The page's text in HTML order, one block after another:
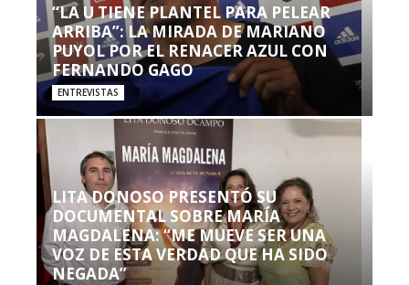
“LA U TIENE PLANTEL PARA PELEAR
ARRIBA”: LA MIRADA DE MARIANO
PUYOL POR EL RENACER AZUL CON
FERNANDO GAGO
ENTREVISTAS
LITA DONOSO PRESENTÓ SU
DOCUMENTAL SOBRE MARÍA
MAGDALENA: “ME MUEVE SER UNA
VOZ DE ESTA VERDAD QUE HA SIDO
NEGADA”